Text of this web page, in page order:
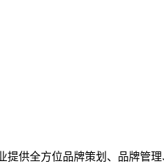
供全方位品牌策划、品牌管